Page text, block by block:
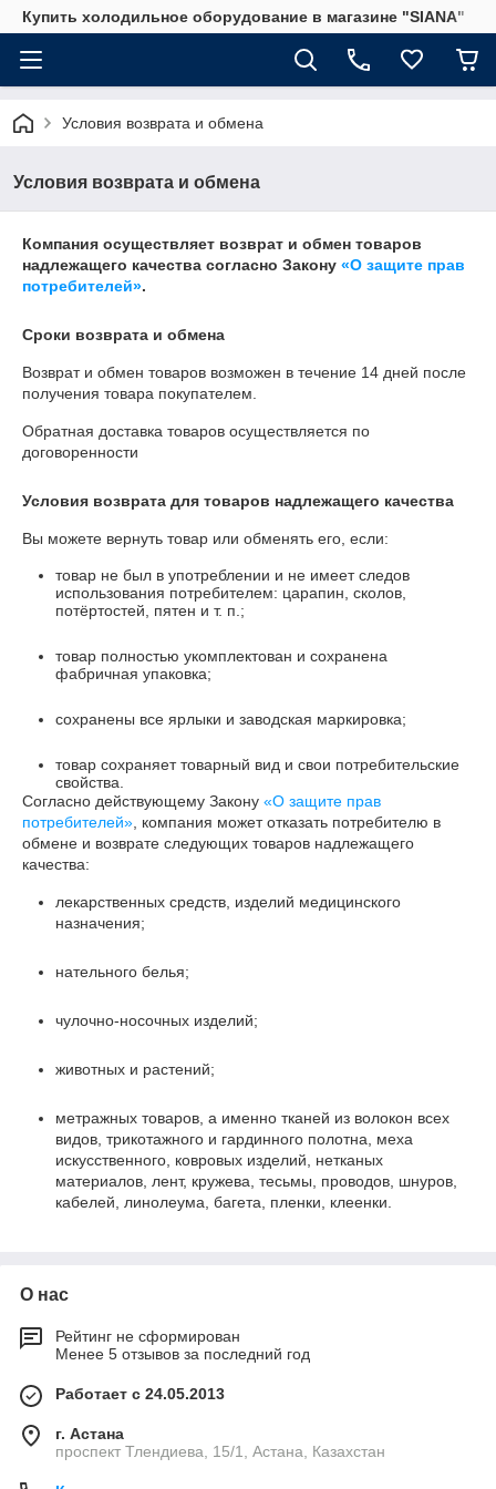
Купить холодильное оборудование в магазине "SIANA"
Условия возврата и обмена
Условия возврата и обмена
Компания осуществляет возврат и обмен товаров
надлежащего качества согласно Закону «О защите прав
потребителей».
Сроки возврата и обмена
Возврат и обмен товаров возможен в течение 14 дней после
получения товара покупателем.
Обратная доставка товаров осуществляется по
договоренности
Условия возврата для товаров надлежащего качества
Вы можете вернуть товар или обменять его, если:
товар не был в употреблении и не имеет следов
использования потребителем: царапин, сколов,
потёртостей, пятен и т. п.;
товар полностью укомплектован и сохранена
фабричная упаковка;
сохранены все ярлыки и заводская маркировка;
товар сохраняет товарный вид и свои потребительские
свойства.
Согласно действующему Закону «О защите прав
потребителей» , компания может отказать потребителю в
обмене и возврате следующих товаров надлежащего
качества:
лекарственных средств, изделий медицинского
назначения;
нательного белья;
чулочно-носочных изделий;
животных и растений;
метражных товаров, а именно тканей из волокон всех
видов, трикотажного и гардинного полотна, меха
искусственного, ковровых изделий, нетканых
материалов, лент, кружева, тесьмы, проводов, шнуров,
кабелей, линолеума, багета, пленки, клеенки.
О нас
Рейтинг не сформирован
Менее 5 отзывов за последний год
Работает с 24.05.2013
г. Астана
проспект Тлендиева, 15/1, Астана, Казахстан